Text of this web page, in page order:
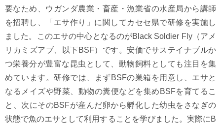
要なため、ウガンダ農業・畜産・漁業省の水産局から講師
を招聘し、「エサ作り」に関してカセセ県で研修を実施し
ました。このエサの中心となるのがBlack Soldier Fly（アメ
リカミズアブ、以下BSF）です。安価でサステイナブルか
つ栄養分が豊富な昆虫として、動物飼料としても注目を集
めています。研修では、まずBSFの巣箱を用意し、エサと
なるメイズや野菜、動物の糞便などを集めBSFを育てるこ
と、次にそのBSFが産んだ卵から孵化した幼虫をさなぎの
状態で魚のエサとして利用することを学びました。実際にB